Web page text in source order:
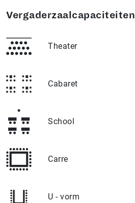
Vergaderzaalcapaciteiten
Theater
Cabaret
School
Carre
U - vorm